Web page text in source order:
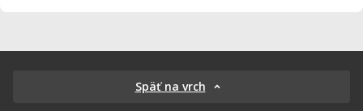
Späť na vrch